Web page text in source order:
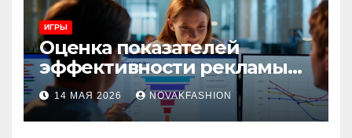
ИГРЫ
Оценка показателей
эффективности рекламы
при атрибуции
множественных точек
касания
14 МАЯ 2026 NOVAKFASHION